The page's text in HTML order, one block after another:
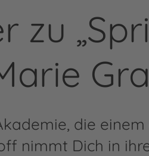
zu
die
nimmt Dich in